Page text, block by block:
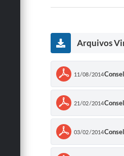
Arquivos
11/08/2014
21/02/2014
03/02/2014